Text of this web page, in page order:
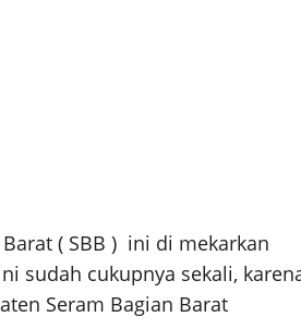
( SBB ) ini di mekarkan
sudah cukupnya sekali,
Seram Bagian Barat